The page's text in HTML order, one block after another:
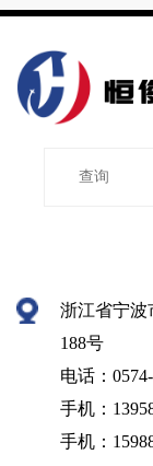
浙江省宁波
188号
电话：
手机：
手机：